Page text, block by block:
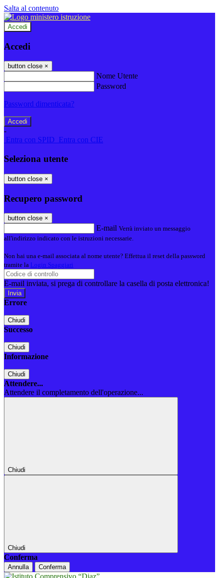
Salta al contenuto
Accedi
Accedi
button close ×
Nome Utente
Password
Password dimenticata?
-
Entra con SPID Entra con CIE
Seleziona utente
button close ×
Recupero password
button close ×
E-mail Verrà inviato un messaggio
all'indirizzo indicato con le istruzioni necessarie.
Non hai una e-mail associata al nome utente? Effettua il reset della password
tramite la Login Spaggiari
E-mail inviata, si prega di controllare la casella di posta elettronica!
Errore
Chiudi
Successo
Chiudi
Informazione
Chiudi
Attendere...
Attendere il completamento dell'operazione...
Chiudi
Chiudi
Conferma
Annulla Conferma